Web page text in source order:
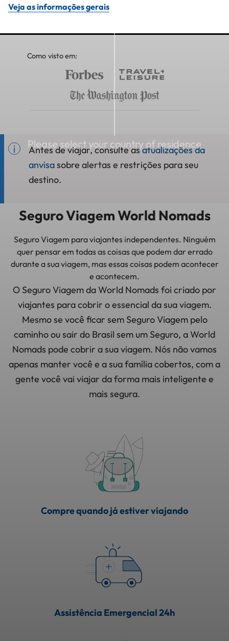
Veja as informações gerais
Please select your country of residence
Como visto em:
Antes de viajar, consulte asatualizações da
anvisasobre alertas e restrições para seu
destino.
Seguro Viagem World Nomads
Seguro Viagem para viajantes independentes. Ninguém
quer pensar em todas as coisas que podem dar errado
durante a sua viagem, mas essas coisas podem acontecer
e acontecem.
O Seguro Viagem da World Nomads foi criado por
viajantes para cobrir o essencial da sua viagem.
Mesmo se você ficar sem Seguro Viagem pelo
caminho ou sair do Brasil sem um Seguro, a World
Nomads pode cobrir a sua viagem. Nós não vamos
apenas manter você e a sua família cobertos, com a
gente você vai viajar da forma mais inteligente e
mais segura.
Compre quando já estiver viajando
Assistência Emergencial 24h